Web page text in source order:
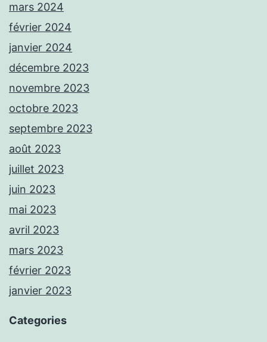
mars 2024
février 2024
janvier 2024
décembre 2023
novembre 2023
octobre 2023
septembre 2023
août 2023
juillet 2023
juin 2023
mai 2023
avril 2023
mars 2023
février 2023
janvier 2023
Categories